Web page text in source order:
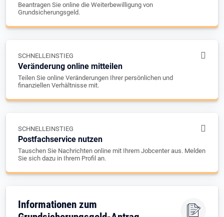
Beantragen Sie online die Weiterbewilligung von
Grundsicherungsgeld.
SCHNELLEINSTIEG
Veränderung online mitteilen
Teilen Sie online Veränderungen Ihrer persönlichen und
finanziellen Verhältnisse mit.
SCHNELLEINSTIEG
Postfachservice nutzen
Tauschen Sie Nachrichten online mit Ihrem Jobcenter aus. Melden
Sie sich dazu in Ihrem Profil an.
Informationen zum